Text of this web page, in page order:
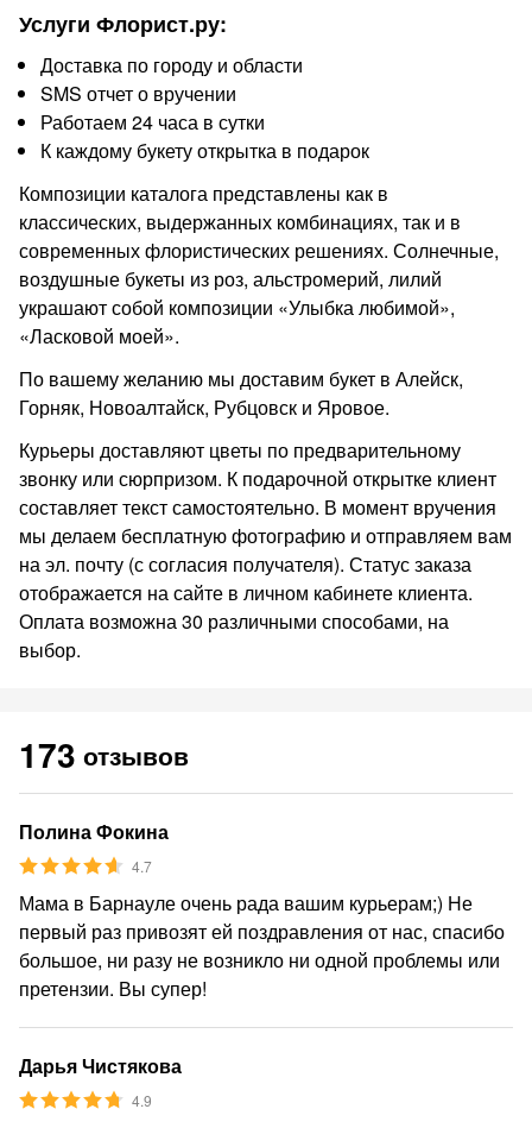
Услуги Флорист.ру:
Доставка по городу и области
SMS отчет о вручении
Работаем 24 часа в сутки
К каждому букету открытка в подарок
Композиции каталога представлены как в
классических, выдержанных комбинациях, так и в
современных флористических решениях. Солнечные,
воздушные букеты из роз, альстромерий, лилий
украшают собой композиции «Улыбка любимой»,
«Ласковой моей».
По вашему желанию мы доставим букет в Алейск,
Горняк, Новоалтайск, Рубцовск и Яровое.
Курьеры доставляют цветы по предварительному
звонку или сюрпризом. К подарочной открытке клиент
составляет текст самостоятельно. В момент вручения
мы делаем бесплатную фотографию и отправляем вам
на эл. почту (с согласия получателя). Статус заказа
отображается на сайте в личном кабинете клиента.
Оплата возможна 30 различными способами, на
выбор.
173 отзывов
Полина Фокина
4.7
Мама в Барнауле очень рада вашим курьерам;) Не
первый раз привозят ей поздравления от нас, спасибо
большое, ни разу не возникло ни одной проблемы или
претензии. Вы супер!
Дарья Чистякова
4.9